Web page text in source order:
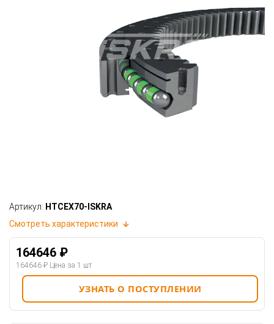
Артикул: HTCEX70-ISKRA
Смотреть характеристики
164646 ₽
164646 ₽ Цена за 1 шт
УЗНАТЬ О ПОСТУПЛЕНИИ